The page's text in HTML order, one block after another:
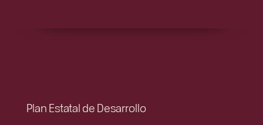
Plan Estatal de Desarrollo